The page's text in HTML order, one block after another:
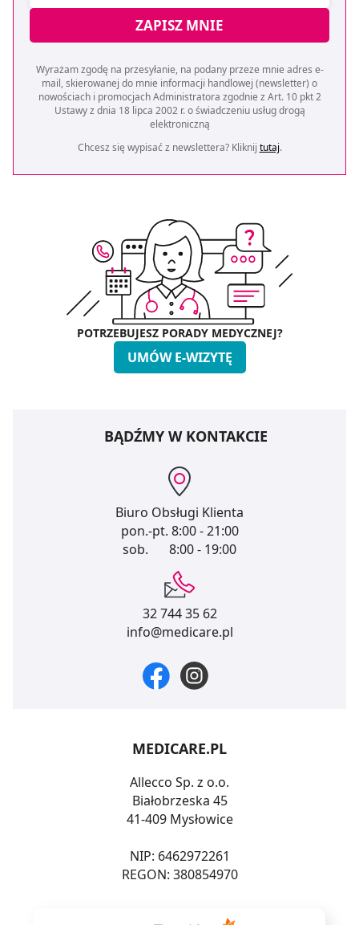
dla funkcjonowania Strony. Będzie się to jednak wiązało
z brakiem dostępu do wszystkich funkcjonalności
Strony.
ZAPISZ MNIE
Wyrażam zgodę na przesyłanie, na podany przeze mnie adres e-
mail, skierowanej do mnie informacji handlowej (newsletter) o
nowościach i promocjach Administratora zgodnie z Art. 10 pkt 2
Ustawy z dnia 18 lipca 2002 r. o świadczeniu usług drogą
elektroniczną
Chcesz się wypisać z newslettera? Kliknij tutaj.
POTRZEBUJESZ PORADY MEDYCZNEJ?
UMÓW E-WIZYTĘ
BĄDŹMY W KONTAKCIE
Biuro Obsługi Klienta
pon.-pt. 8:00 - 21:00
sob.
8:00 - 19:00
32 744 35 62
info@medicare.pl
MEDICARE.PL
Allecco Sp. z o.o.
Białobrzeska 45
41-409 Mysłowice
NIP: 6462972261
REGON: 380854970